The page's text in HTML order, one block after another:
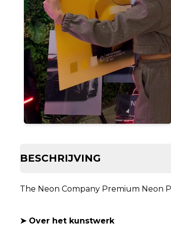
BESCHRIJVING
The Neon Company Premium Neon
➤ Over het kunstwerk